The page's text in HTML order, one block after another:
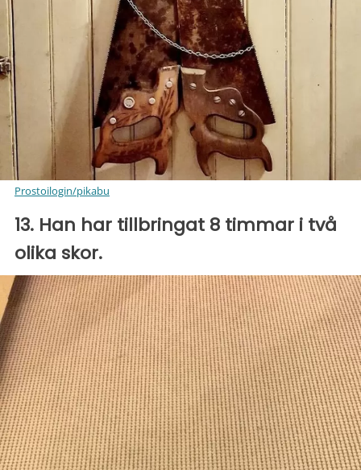
Prostoilogin/pikabu
13. Han har tillbringat 8 timmar i två
olika skor.